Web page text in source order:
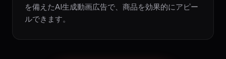
を備えたAI生成動画広告で、商品を効果的にアピー
ルできます。